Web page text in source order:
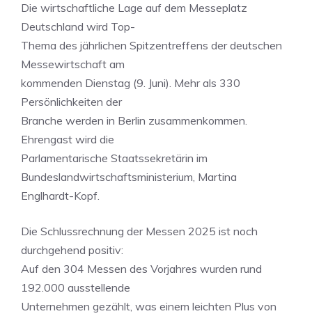
Die wirtschaftliche Lage auf dem Messeplatz
Deutschland wird Top-
Thema des jährlichen Spitzentreffens der deutschen
Messewirtschaft am
kommenden Dienstag (9. Juni). Mehr als 330
Persönlichkeiten der
Branche werden in Berlin zusammenkommen.
Ehrengast wird die
Parlamentarische Staatssekretärin im
Bundeslandwirtschaftsministerium, Martina
Englhardt-Kopf.
Die Schlussrechnung der Messen 2025 ist noch
durchgehend positiv:
Auf den 304 Messen des Vorjahres wurden rund
192.000 ausstellende
Unternehmen gezählt, was einem leichten Plus von